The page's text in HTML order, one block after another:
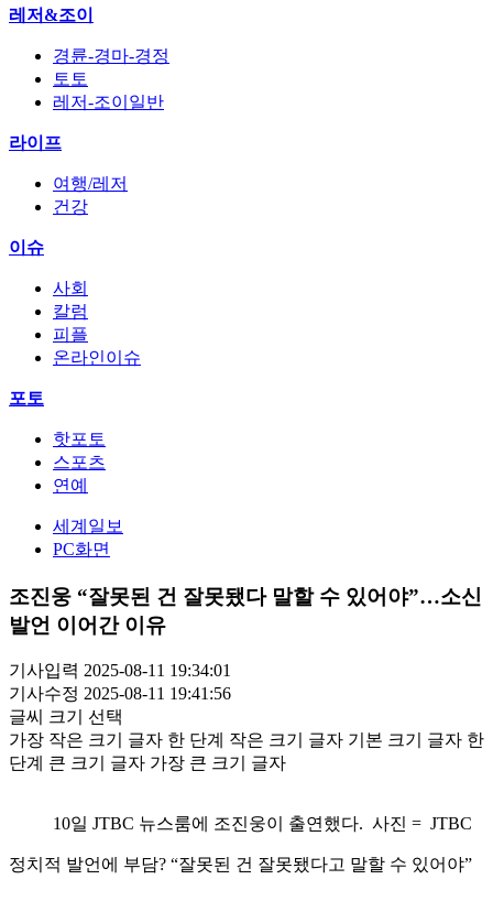
레저&조이
경륜-경마-경정
토토
레저-조이일반
라이프
여행/레저
건강
이슈
사회
칼럼
피플
온라인이슈
포토
핫포토
스포츠
연예
세계일보
PC화면
조진웅 “잘못된 건 잘못됐다 말할 수 있어야”…소신
발언 이어간 이유
기사입력 2025-08-11 19:34:01
기사수정 2025-08-11 19:41:56
글씨 크기 선택
가장 작은 크기 글자 한 단계 작은 크기 글자 기본 크기 글자 한
단계 큰 크기 글자 가장 큰 크기 글자
10일 JTBC 뉴스룸에 조진웅이 출연했다. 사진 = JTBC
정치적 발언에 부담? “잘못된 건 잘못됐다고 말할 수 있어야”